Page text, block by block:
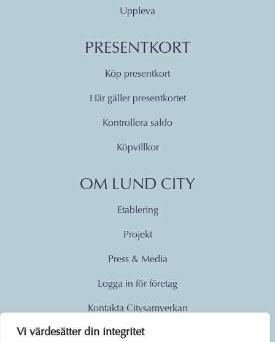
Vi värdesätter din integritet
Uppleva
PRESENTKORT
Köp presentkort
Här gäller presentkortet
Kontrollera saldo
Köpvillkor
OM LUND CITY
Etablering
Projekt
Press & Media
Logga in för företag
Kontakta Citysamverkan